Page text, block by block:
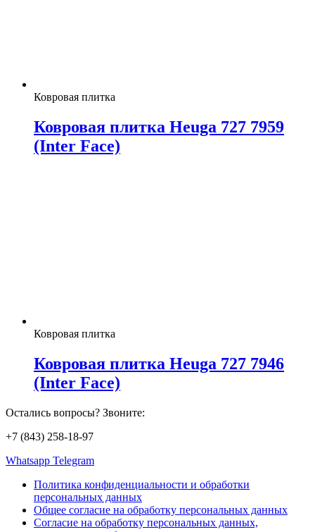
Ковровая плитка
Ковровая плитка Heuga 727 7959
(Inter Face)
Ковровая плитка
Ковровая плитка Heuga 727 7946
(Inter Face)
Остались вопросы? Звоните:
+7 (843) 258-18-97
Whatsapp Telegram
Политика конфиденциальности и обработки
персональных данных
Общее согласие на обработку персональных данных
Согласие на обработку персональных данных,